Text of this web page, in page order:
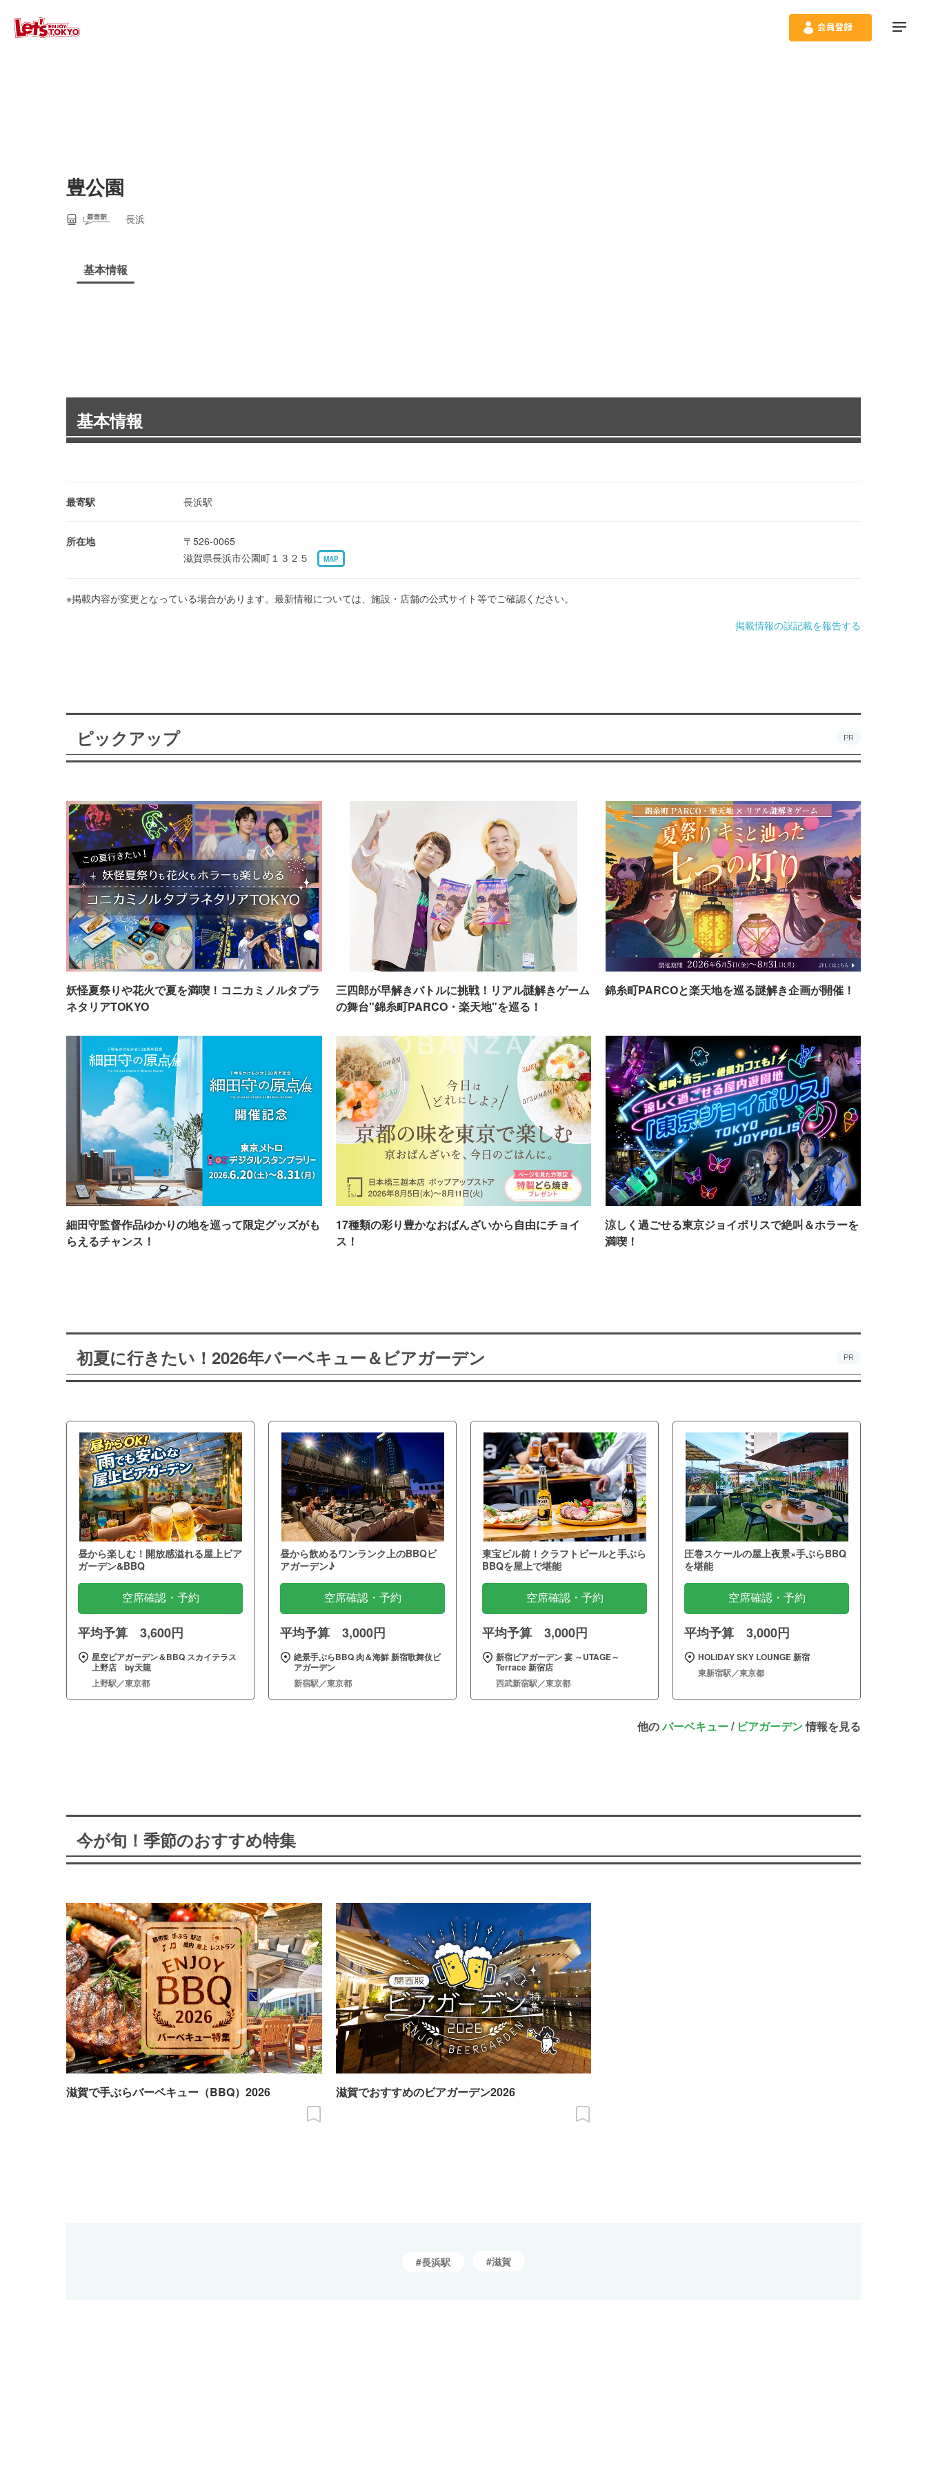
豊公園
長浜
基本情報
基本情報
最寄駅 長浜駅
所在地
〒526-0065
滋賀県長浜市公園町１３２５
MAP
※掲載内容が変更となっている場合があります。最新情報については、施設・店舗の公式サイト等でご確認ください。
掲載情報の誤記載を報告する
ピックアップ PR
妖怪夏祭りや花火で夏を満喫！コニカミノルタプラ
ネタリアTOKYO
三四郎が早解きバトルに挑戦！リアル謎解きゲーム
の舞台"錦糸町PARCO・楽天地"を巡る！
錦糸町PARCOと楽天地を巡る謎解き企画が開催！
細田守監督作品ゆかりの地を巡って限定グッズがも
らえるチャンス！
17種類の彩り豊かなおばんざいから自由にチョイ
ス！
涼しく過ごせる東京ジョイポリスで絶叫＆ホラーを
満喫！
初夏に行きたい！2026年バーベキュー＆ビアガーデン PR
昼から楽しむ！開放感溢れる屋上ビア
ガーデン&BBQ
空席確認・予約
平均予算 3,600円
星空ビアガーデン＆BBQ スカイテラス
上野店 by天龍
上野駅／東京都
昼から飲めるワンランク上のBBQビ
アガーデン♪
空席確認・予約
平均予算 3,000円
絶景手ぶらBBQ 肉＆海鮮 新宿歌舞伎ビ
アガーデン
新宿駅／東京都
東宝ビル前！クラフトビールと手ぶら
BBQを屋上で堪能
空席確認・予約
平均予算 3,000円
新宿ビアガーデン 宴 ～UTAGE～
Terrace 新宿店
西武新宿駅／東京都
圧巻スケールの屋上夜景×手ぶらBBQ
を堪能
空席確認・予約
平均予算 3,000円
HOLIDAY SKY LOUNGE 新宿
東新宿駅／東京都
他のバーベキュー/ ビアガーデン情報を見る
今が旬！季節のおすすめ特集
滋賀で手ぶらバーベキュー（BBQ）2026 滋賀でおすすめのビアガーデン2026
長浜駅 滋賀